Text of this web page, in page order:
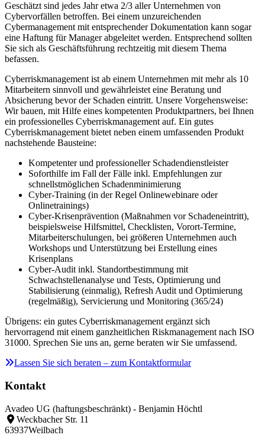
Geschätzt sind jedes Jahr etwa 2/3 aller Unternehmen von
Cybervorfällen betroffen. Bei einem unzureichenden
Cybermanagement mit entsprechender Dokumentation kann sogar
eine Haftung für Manager abgeleitet werden. Entsprechend sollten
Sie sich als Geschäftsführung rechtzeitig mit diesem Thema
befassen.
Cyberriskmanagement ist ab einem Unternehmen mit mehr als 10
Mitarbeitern sinnvoll und gewährleistet eine Beratung und
Absicherung bevor der Schaden eintritt. Unsere Vorgehensweise:
Wir bauen, mit Hilfe eines kompetenten Produktpartners, bei Ihnen
ein professionelles Cyberriskmanagement auf. Ein gutes
Cyberriskmanagement bietet neben einem umfassenden Produkt
nachstehende Bausteine:
Kompetenter und professioneller Schadendienstleister
Soforthilfe im Fall der Fälle inkl. Empfehlungen zur
schnellstmöglichen Schadenminimierung
Cyber-Training (in der Regel Onlinewebinare oder
Onlinetrainings)
Cyber-Krisenprävention (Maßnahmen vor Schadeneintritt),
beispielsweise Hilfsmittel, Checklisten, Vorort-Termine,
Mitarbeiterschulungen, bei größeren Unternehmen auch
Workshops und Unterstützung bei Erstellung eines
Krisenplans
Cyber-Audit inkl. Standortbestimmung mit
Schwachstellenanalyse und Tests, Optimierung und
Stabilisierung (einmalig), Refresh Audit und Optimierung
(regelmäßig), Servicierung und Monitoring (365/24)
Übrigens: ein gutes Cyberriskmanagement ergänzt sich
hervorragend mit einem ganzheitlichen Riskmanagement nach ISO
31000. Sprechen Sie uns an, gerne beraten wir Sie umfassend.
Lassen Sie sich beraten – zum Kontaktformular
Kontakt
Avadeo UG (haftungsbeschränkt) - Benjamin Höchtl
Weckbacher Str. 11
63937Weilbach